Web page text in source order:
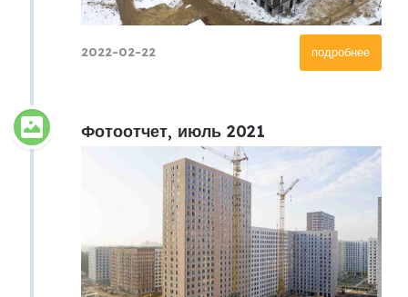
подробнее
2022-02-22
Фотоотчет, июль 2021